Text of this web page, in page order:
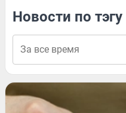
Новости по